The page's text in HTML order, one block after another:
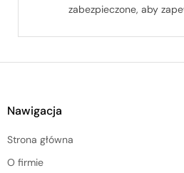
zabezpieczone, aby
Nawigacja
Strona główna
O firmie